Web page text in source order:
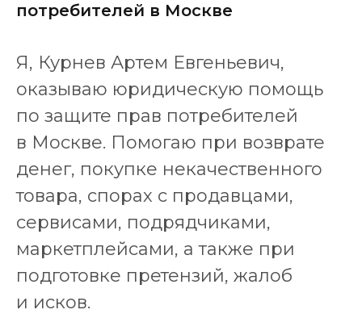
потребителей в Москве
Я, Курнев Артем Евгеньевич,
оказываю юридическую помощь
по защите прав потребителей
в Москве. Помогаю при возврате
денег, покупке некачественного
товара, спорах с продавцами,
сервисами, подрядчиками,
маркетплейсами, а также при
подготовке претензий, жалоб
и исков.